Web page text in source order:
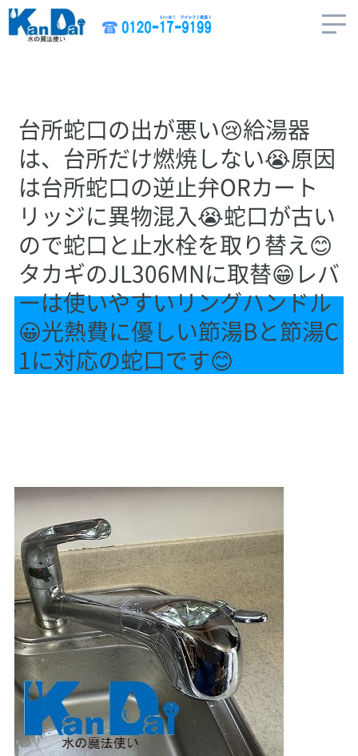
台所蛇口の出が悪い😢給湯器
は、台所だけ燃焼しない😭原因
は台所蛇口の逆止弁ORカート
リッジに異物混入😭蛇口が古い
ので蛇口と止水栓を取り替え😊
タカギのJL306MNに取替😁レバ
ーは使いやすいリングハンドル
😀光熱費に優しい節湯Bと節湯C
1に対応の蛇口です😊